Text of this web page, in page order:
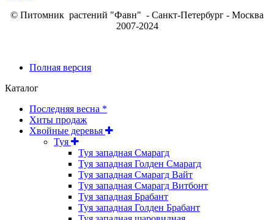
© Питомник растений "Фавн" - Санкт-Петербург - Москва
2007-2024
Полная версия
Каталог
Последняя весна *
Хиты продаж
Хвойные деревья
Туя
Туя западная Смарагд
Туя западная Голден Смарагд
Туя западная Смарагд Вайт
Туя западная Смарагд Витбонт
Туя западная Брабант
Туя западная Голден Брабант